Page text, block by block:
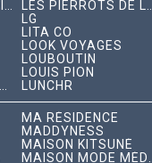
LG
LITA CO
LOOK VOYAGES
LOUBOUTIN
LOUIS PION
LUNCHR
MA RÉSIDENCE
MADDYNESS
MAISON KITSUNÉ